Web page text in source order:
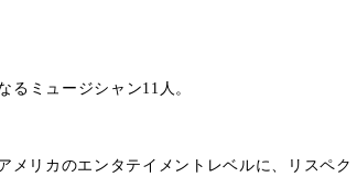
るミュージシャン11人。
メリカのエンタテイメントレベルに、リスペク